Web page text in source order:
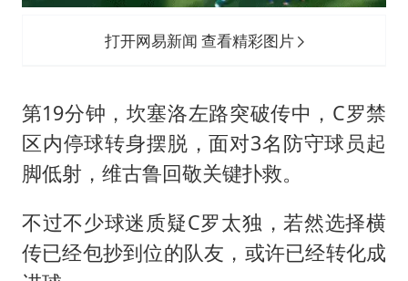
打开网易新闻 查看精彩图片
第19分钟，坎塞洛左路突破传中，C罗禁
区内停球转身摆脱，面对3名防守球员起
脚低射，维古鲁回敬关键扑救。
不过不少球迷质疑C罗太独，若然选择横
传已经包抄到位的队友，或许已经转化成